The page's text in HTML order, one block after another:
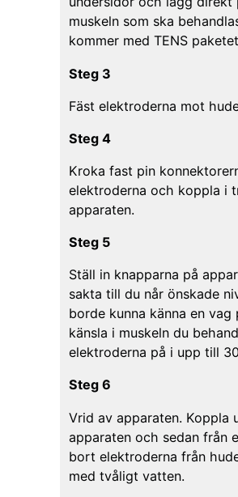
muskeln som ska
kommer med TENS
Steg 3
Fäst elektroderna mot
Steg 4
Kroka fast pin
elektroderna och koppla i
apparaten.
Steg 5
Ställ in knapparna på
sakta till du når önskade
borde kunna känna en vag
känsla i muskeln du
elektroderna på i upp till
Steg 6
Vrid av apparaten. Koppla
apparaten och sedan från
bort elektroderna från
med tvåligt vatten.